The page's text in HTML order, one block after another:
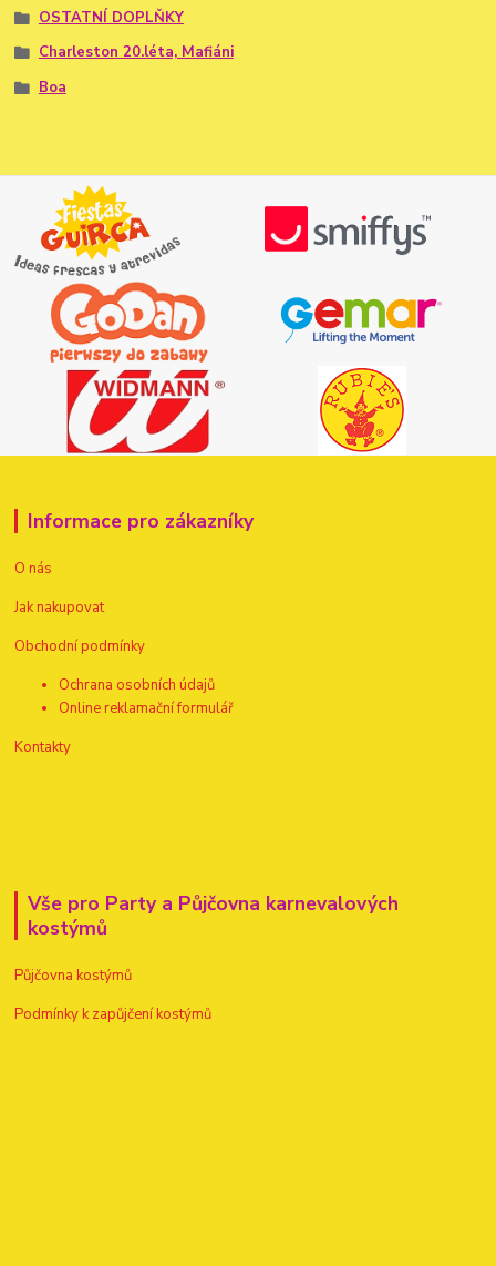
OSTATNÍ DOPLŇKY
Charleston 20.léta, Mafiáni
Boa
Informace pro zákazníky
O nás
Jak nakupovat
Obchodní podmínky
Ochrana osobních údajů
Online reklamační formulář
Kontakty
Vše pro Party a Půjčovna karnevalových
kostýmů
Půjčovna kostýmů
Podmínky k zapůjčení kostýmů